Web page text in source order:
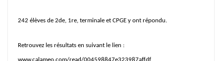
242 élèves de 2de, 1re, terminale et CPGE y ont répondu.
Retrouvez les résultats en suivant le lien :